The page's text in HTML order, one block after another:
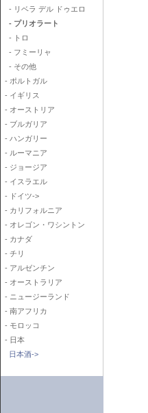
- リベラ デル ドゥエロ
- プリオラート
- トロ
- フミーリャ
- その他
- ポルトガル
- イギリス
- オーストリア
- ブルガリア
- ハンガリー
- ルーマニア
- ジョージア
- イスラエル
- ドイツ->
- カリフォルニア
- オレゴン・ワシントン
- カナダ
- チリ
- アルゼンチン
- オーストラリア
- ニュージーランド
- 南アフリカ
- モロッコ
- 日本
日本酒->